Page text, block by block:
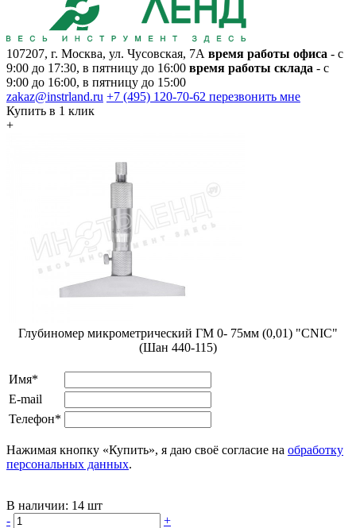
107207, г. Москва, ул. Чусовская, 7А время работы офиса - с
9:00 до 17:30, в пятницу до 16:00 время работы склада - с
9:00 до 16:00, в пятницу до 15:00
zakaz@instrland.ru +7 (495) 120-70-62 перезвонить мне
Купить в 1 клик
+
Глубиномер микрометрический ГМ 0- 75мм (0,01) "CNIC"
(Шан 440-115)
Имя*
E-mail
Телефон*
Нажимая кнопку «Купить», я даю своё согласие на обработку
персональных данных.
В наличии: 14 шт
-
+